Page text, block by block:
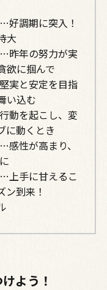
調期に突入！
大
昨年の努力が実
欲に掴んで
実と安定を目指
い込む
動を起こし、変
に動くとき
性が高まり、
上手に甘えるこ
ン到来！
よう！